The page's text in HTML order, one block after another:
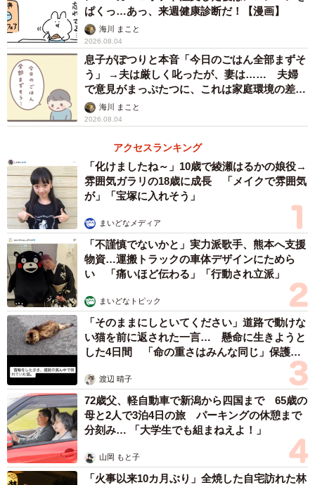
ぱくっ…あっ、来週健康診断だ！【漫画】
海川 まこと
2026.08.04
息子がぽつりと本音「今日のごはん全部まずそ
う」 →夫は厳しく叱ったが、妻は…… 夫婦
で意見がまっぷたつに、これは家庭環境の差？
【漫画】
海川 まこと
2026.08.04
アクセスランキング
「化けましたね～」10歳で綾瀬はるかの娘役→
雰囲気ガラリの18歳に成長 「メイクで雰囲気
が」「宝塚に入れそう」
まいどなメディア
「不謹慎でないかと」実力派歌手、熊本へ支援
物資…運搬トラックの車体デザインにためら
い 「痛いほど伝わる」「行動され立派」
まいどなトピック
「そのままにしといてください」道路で動けな
い猫を前に返された一言… 懸命に生きようと
した4日間 「命の重さはみんな同じ」保護団
渡辺 晴子
72歳父、軽自動車で新潟から四国まで 65歳の
母と2人で3泊4日の旅 パーキングの休憩まで
分刻み… 「大学生でも組まねえよ！」
山岡 もと子
「火事以来10カ月ぶり」全焼した自宅訪れた林